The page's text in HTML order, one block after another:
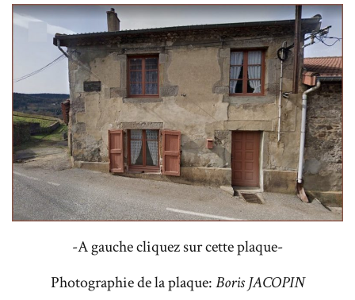
-A gauche cliquez sur cette plaque-
Photographie de la plaque:Boris JACOPIN